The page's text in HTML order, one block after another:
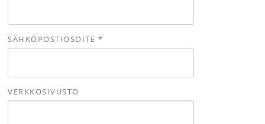
SÄHKÖPOSTIOSOITE *
VERKKOSIVUSTO